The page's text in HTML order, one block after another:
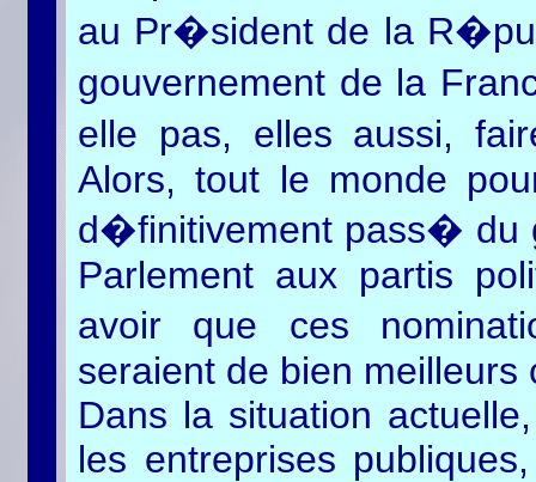
au Pr�sident de la
gouvernement de la
elle pas, elles aussi,
Alors, tout le monde
d�finitivement pass� du
Parlement aux partis
avoir que ces
seraient de bien meilleurs
Dans la situation
les entreprises